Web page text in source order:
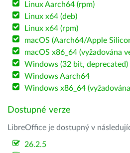
Linux Aarch64 (rpm)
Linux x64 (deb)
Linux x64 (rpm)
macOS (Aarch64/Apple
macOS x86_64 (vyžadována
Windows (32 bit, deprecated)
Windows Aarch64
Windows x86_64
Dostupné verze
LibreOffice je dostupný v
26.2.5